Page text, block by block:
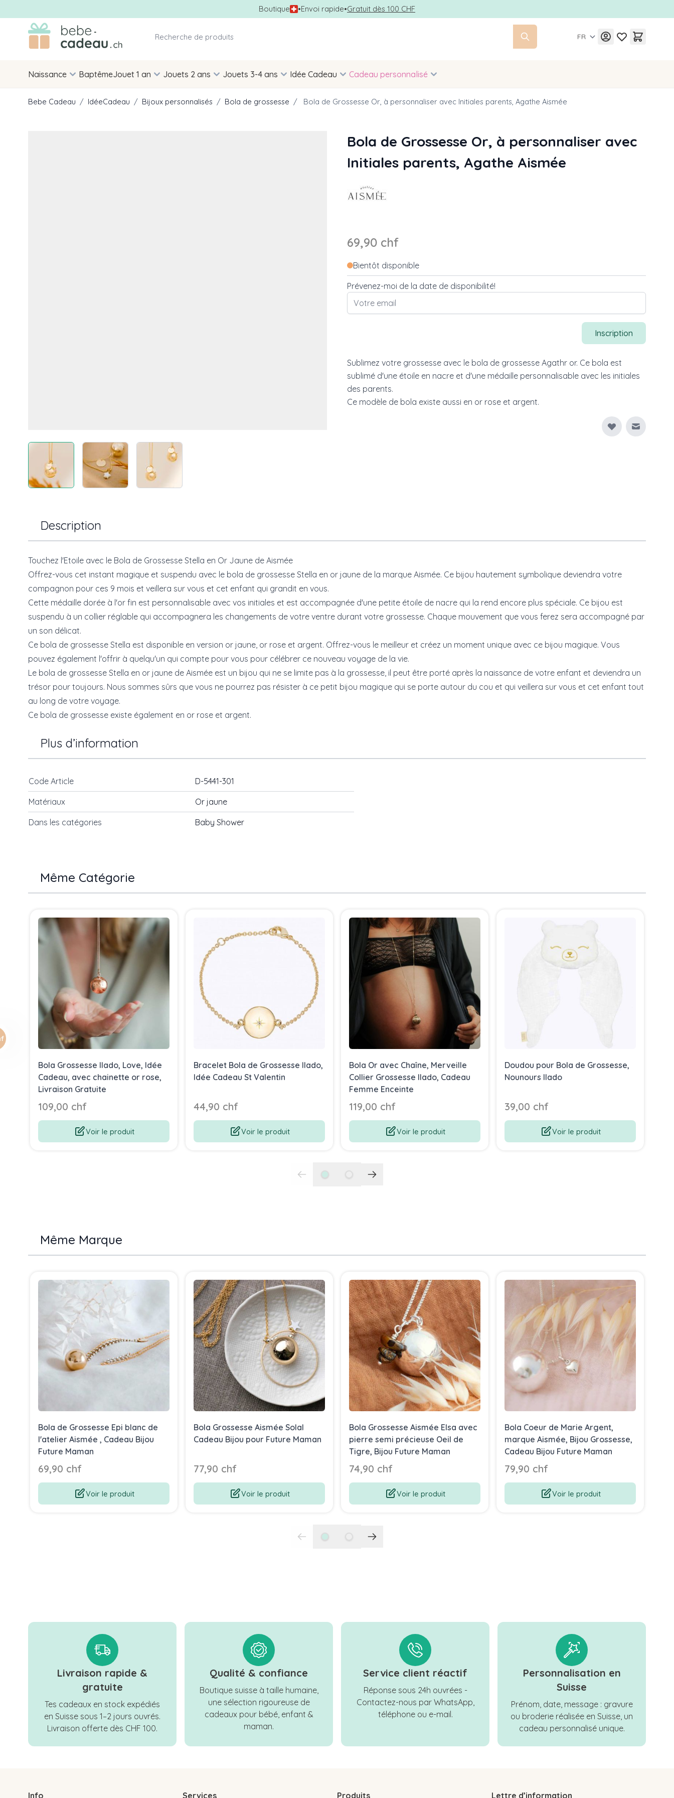
Boutique •Envoi rapide•Gratuit dès 100 CHF
Allez au contenu
FR
Naissance BaptêmeJouet 1 an Jouets 2 ans Jouets 3-4 ans Idée Cadeau Cadeau personnalisé
Bebe Cadeau / IdéeCadeau / Bijoux personnalisés / Bola de grossesse / Bola de Grossesse Or, à personnaliser avec Initiales parents, Agathe Aismée
Bola de Grossesse Or, à personnaliser avec
Initiales parents, Agathe Aismée
View larger imageView larger imageView larger image
69,90 chf
Bientôt disponible
Prévenez-moi de la date de disponibilité!
Inscription
Sublimez votre grossesse avec le bola de grossesse Agathr or. Ce bola est
sublimé d'une étoile en nacre et d'une médaille personnalisable avec les initiales
des parents.
Ce modèle de bola existe aussi en or rose et argent.
Envoyer
Description
Touchez l'Etoile avec le Bola de Grossesse Stella en Or Jaune de Aismée
Offrez-vous cet instant magique et suspendu avec le bola de grossesse Stella en or jaune de la marque Aismée. Ce bijou hautement symbolique deviendra votre
compagnon pour ces 9 mois et veillera sur vous et cet enfant qui grandit en vous.
Cette médaille dorée à l'or fin est personnalisable avec vos initiales et est accompagnée d'une petite étoile de nacre qui la rend encore plus spéciale. Ce bijou est
suspendu à un collier réglable qui accompagnera les changements de votre ventre durant votre grossesse. Chaque mouvement que vous ferez sera accompagné par
un son délicat.
Ce bola de grossesse Stella est disponible en version or jaune, or rose et argent. Offrez-vous le meilleur et créez un moment unique avec ce bijou magique. Vous
pouvez également l'offrir à quelqu'un qui compte pour vous pour célébrer ce nouveau voyage de la vie.
Le bola de grossesse Stella en or jaune de Aismée est un bijou qui ne se limite pas à la grossesse, il peut être porté après la naissance de votre enfant et deviendra un
trésor pour toujours. Nous sommes sûrs que vous ne pourrez pas résister à ce petit bijou magique qui se porte autour du cou et qui veillera sur vous et cet enfant tout
au long de votre voyage.
Ce bola de grossesse existe également en or rose et argent.
Plus d’information
Code Article D-5441-301
Matériaux Or jaune
Dans les catégories Baby Shower
Même Catégorie
Bola Grossesse Ilado, Love, Idée
Cadeau, avec chainette or rose,
Livraison Gratuite
109,00 chf
Voir le produit
Bracelet Bola de Grossesse Ilado,
Idée Cadeau St Valentin
44,90 chf
Voir le produit
Bola Or avec Chaîne, Merveille
Collier Grossesse Ilado, Cadeau
Femme Enceinte
119,00 chf
Voir le produit
Doudou pour Bola de Grossesse,
Nounours Ilado
39,00 chf
Voir le produit
Même Marque
Bola de Grossesse Epi blanc de
l'atelier Aismée , Cadeau Bijou
Future Maman
69,90 chf
Voir le produit
Bola Grossesse Aismée Solal
Cadeau Bijou pour Future Maman
77,90 chf
Voir le produit
Bola Grossesse Aismée Elsa avec
pierre semi précieuse Oeil de
Tigre, Bijou Future Maman
74,90 chf
Voir le produit
Bola Coeur de Marie Argent,
marque Aismée, Bijou Grossesse,
Cadeau Bijou Future Maman
79,90 chf
Voir le produit
Livraison rapide &
gratuite
Tes cadeaux en stock expédiés
en Suisse sous 1–2 jours ouvrés.
Livraison offerte dès CHF 100.
Qualité & confiance
Boutique suisse à taille humaine,
une sélection rigoureuse de
cadeaux pour bébé, enfant &
maman.
Service client réactif
Réponse sous 24h ouvrées -
Contactez-nous par WhatsApp,
téléphone ou e-mail.
Personnalisation en
Suisse
Prénom, date, message : gravure
ou broderie réalisée en Suisse, un
cadeau personnalisé unique.
Info Services Produits Lettre d’information